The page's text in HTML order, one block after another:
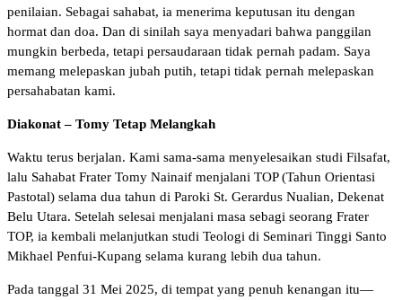
penilaian. Sebagai sahabat, ia menerima keputusan itu dengan
hormat dan doa. Dan di sinilah saya menyadari bahwa panggilan
mungkin berbeda, tetapi persaudaraan tidak pernah padam. Saya
memang melepaskan jubah putih, tetapi tidak pernah melepaskan
persahabatan kami.
Diakonat – Tomy Tetap Melangkah
Waktu terus berjalan. Kami sama-sama menyelesaikan studi Filsafat,
lalu Sahabat Frater Tomy Nainaif menjalani TOP (Tahun Orientasi
Pastotal) selama dua tahun di Paroki St. Gerardus Nualian, Dekenat
Belu Utara. Setelah selesai menjalani masa sebagi seorang Frater
TOP, ia kembali melanjutkan studi Teologi di Seminari Tinggi Santo
Mikhael Penfui-Kupang selama kurang lebih dua tahun.
Pada tanggal 31 Mei 2025, di tempat yang penuh kenangan itu—